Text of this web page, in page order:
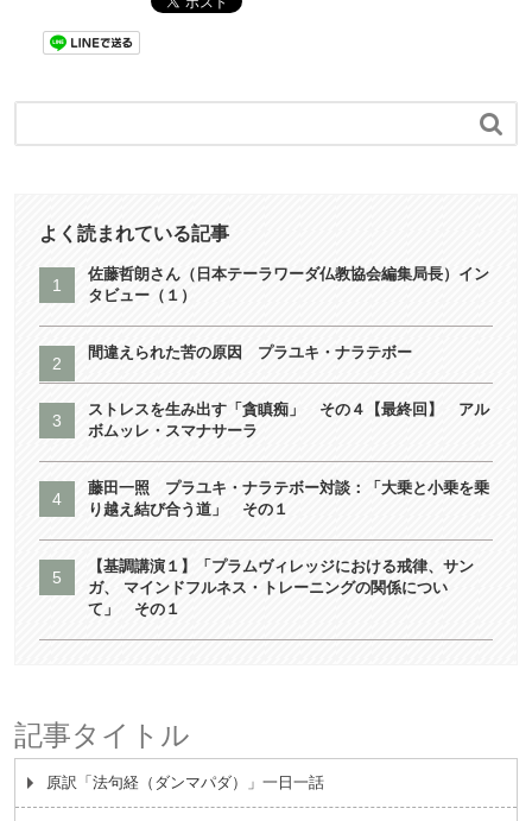

よく読まれている記事
佐藤哲朗さん（日本テーラワーダ仏教協会編集局長）イン
タビュー（１）
間違えられた苦の原因 プラユキ・ナラテボー
ストレスを生み出す「貪瞋痴」 その４【最終回】 アル
ボムッレ・スマナサーラ
藤田一照 プラユキ・ナラテボー対談：「大乗と小乗を乗
り越え結び合う道」 その１
【基調講演１】「プラムヴィレッジにおける戒律、サン
ガ、 マインドフルネス・トレーニングの関係につい
て」 その１
記事タイトル
原訳「法句経（ダンマパダ）」一日一話